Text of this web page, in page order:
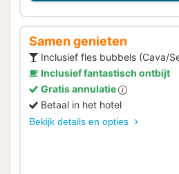
Samen genieten
Inclusief fles bubbels (Cava/
Inclusief fantastisch ontbijt
Gratis annulatie
Betaal in het hotel
Bekijk details en opties